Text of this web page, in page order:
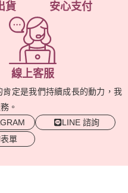
貨 安心支付
線上客服
定是我們持續成長的動力，我
。
LINE 諮詢
單